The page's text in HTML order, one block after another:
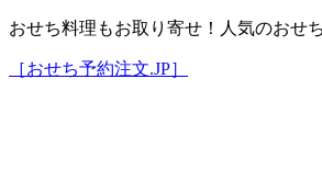
おせち料理もお取り寄せ！人気のおせ
［おせち予約注文.JP］